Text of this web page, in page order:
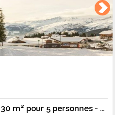
Appartement 2 pièce de 30 m² pour 5 personnes - 5 pers. - 30m2 - TV